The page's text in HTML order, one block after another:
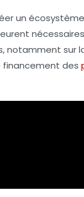
un écosystème
notamment sur
financement des